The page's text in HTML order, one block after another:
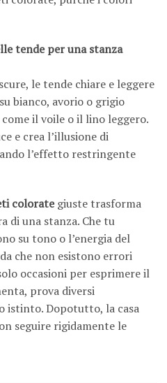
tende per una stanza
le tende chiare e leggere
bianco, avorio o grigio
il voile o il lino leggero.
e crea l’illusione di
l’effetto restringente
colorategiuste trasforma
di una stanza. Che tu
su tono o l’energia del
che non esistono errori
occasioni per esprimere il
prova diversi
istinto. Dopotutto, la casa
seguire rigidamente le